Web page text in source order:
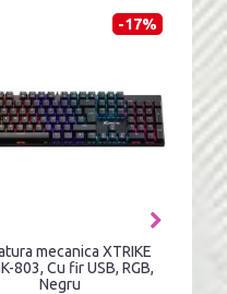
-43%
Tastatura gaming Wozinsky
WKG-200, Cu fir, Scroll
Wheel, RGB, USB-C, Lungime